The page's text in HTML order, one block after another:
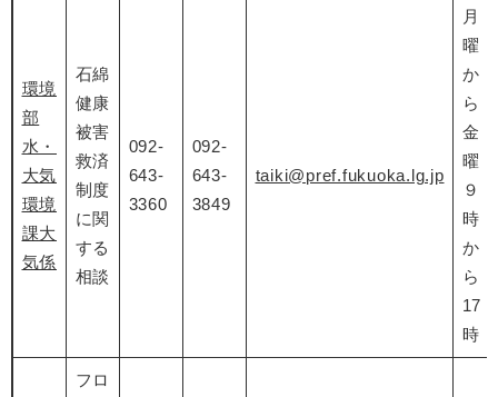
環境
部
水・
大気
環境
課大
気係
石綿
健康
被害
救済
制度
に関
する
相談
092-
643-
3360
092-
643-
3849
taiki@pref.fukuoka.lg.jp
月
曜
か
ら
金
曜
９
時
か
ら
17
時
フロ